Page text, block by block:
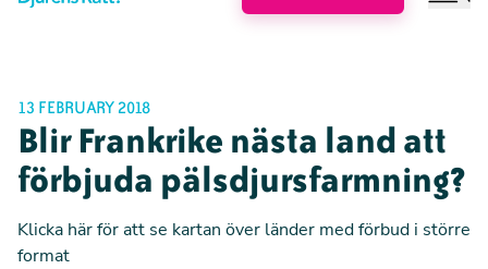
13 FEBRUARY 2018
Blir Frankrike nästa land att
förbjuda pälsdjursfarmning?
Klicka här för att se kartan över länder med förbud i större
format